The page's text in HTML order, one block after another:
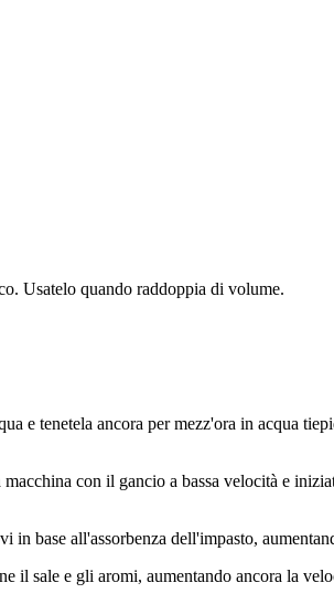
Usatelo quando raddoppia di volume.
e tenetela ancora per mezz'ora in acqua
con il gancio a bassa velocità e
in base all'assorbenza dell'impasto,
il sale e gli aromi, aumentando ancora la